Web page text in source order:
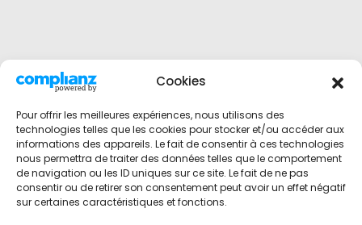
Cookies
Pour offrir les meilleures expériences, nous utilisons des
technologies telles que les cookies pour stocker et/ou accéder aux
informations des appareils. Le fait de consentir à ces technologies
nous permettra de traiter des données telles que le comportement
de navigation ou les ID uniques sur ce site. Le fait de ne pas
consentir ou de retirer son consentement peut avoir un effet négatif
sur certaines caractéristiques et fonctions.